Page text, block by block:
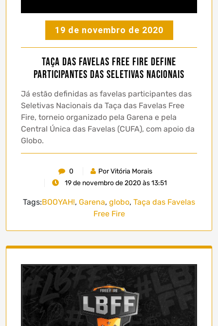
19 de novembro de 2020
Taça das Favelas Free Fire define
participantes das Seletivas Nacionais
Já estão definidas as favelas participantes das
Seletivas Nacionais da Taça das Favelas Free
Fire, torneio organizado pela Garena e pela
Central Única das Favelas (CUFA), com apoio da
Globo.
0
Por Vitória Morais
19 de novembro de 2020 às 13:51
Tags:BOOYAH!, Garena, globo, Taça das Favelas
Free Fire